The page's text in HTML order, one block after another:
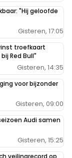
"Hij geloofde
Gisteren, 17:05
troefkaart
Red Bull"
Gisteren, 14:35
voor bijzonder
Gisteren, 09:00
Audi samen
Gisteren, 15:25